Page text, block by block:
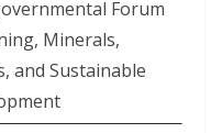
Forum
Minerals,
and Sustainable